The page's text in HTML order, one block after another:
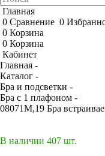
Главная
0 Сравнение 0
0 Корзина
0 Корзина
Кабинет
Главная -
Каталог -
Бра и подсветки -
Бра с 1 плафоном -
08071M,19 Бра
В наличии 407 шт.